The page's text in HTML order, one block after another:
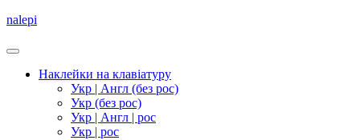
nalepi
Наклейки на клавіатуру
Укр | Англ (без рос)
Укр (без рос)
Укр | Англ | рос
Укр | рос